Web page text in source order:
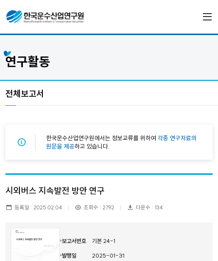
연구활동
전체보고서
한국운수산업연구원에서는 정보교류를 위하여 각종 연구자료의
원문을 제공하고 있습니다.
시외버스 지속발전 방안 연구
등록일 : 2025.02.04 조회수 : 2792 다운수 : 134
보고서번호 기본 24-1
발행일 2025-01-31